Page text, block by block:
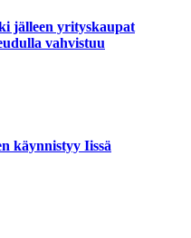
jälleen yrityskaupat
vahvistuu
käynnistyy Iissä